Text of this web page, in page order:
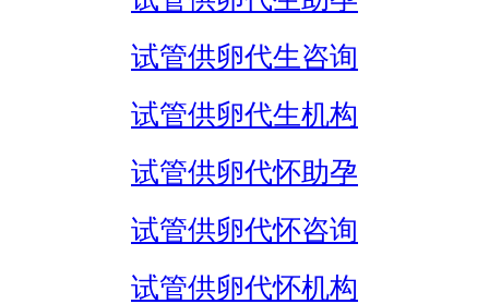
试管供卵代生咨询
试管供卵代生机构
试管供卵代怀助孕
试管供卵代怀咨询
试管供卵代怀机构